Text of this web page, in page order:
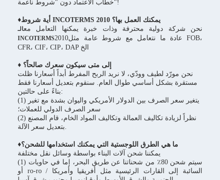
خطاب الاعتماد دون "شروط ناعمة"!
♦أية شروط INCOTERMS 2010 يمكنك العمل بها؟
نحن شركة دولية محترفة وذات خبرة يمكنها التعامل معالـ
INCOTERMS2010عادة ما نتعامل مع شروط عامة مثل FOB،
CFR، CIF، CIP، DAP الخ
♦ إلى متى سيكون سعرك صالحاً؟
نحن مورّد لطيف وودّي، لا نريد الربح المفرط أبداً أسعارنا ظلت
مستقرة بشكل أساسي طوال العام. سنقوم بتعديل أسعارنا فقط
بناءً على حالتين:
(1) يتغير سعر الصرف بين الدولار الأمريكي واليوان بشدة مع تغير
سعر الصرف الدولي للعملات؛
(2) نظراً لزيادة تكاليف العمالة وتكاليف المواد الخام، قام المصنع
بتعديل سعر الآلة.
♦ما هي الطرق اللوجستية التي يمكنك استخدامها للشحن؟
يمكننا شحن آلات البناء بواسطة وسائل نقل مختلفة
(1) سيتم شحن 80٪ من شحناتنا عن طريق البحر، إما في حاويات
أو ro-ro / السائبة إلى القارات الرئيسية مثل أفريقيا وأمريكا